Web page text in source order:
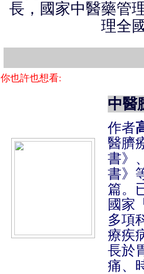
長，國家中醫藥管
理全
你也許也想看:
中醫
作者
醫臍
書》
書》
篇。
國家
多項
療疾
長於
痛、